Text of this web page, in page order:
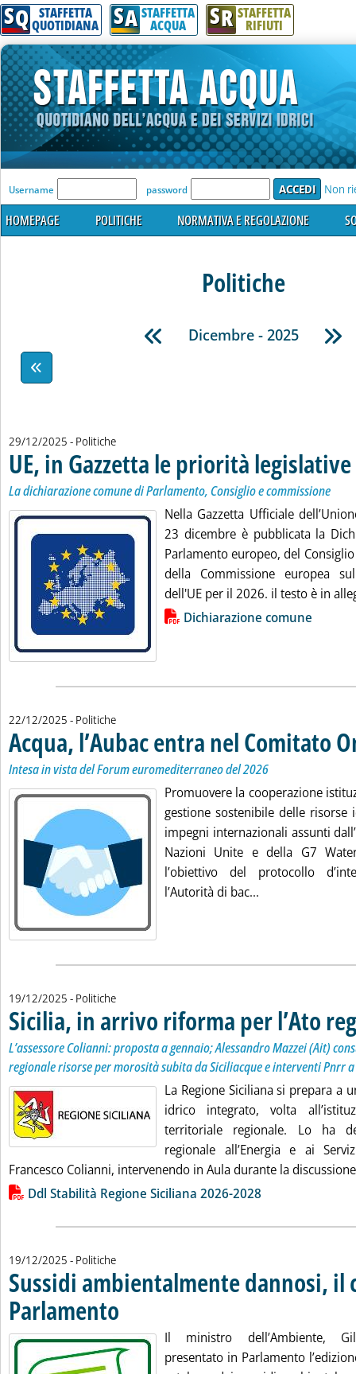
SQ STAFFETTA
QUOTIDIANA SA STAFFETTA
ACQUA SR STAFFETTA
RIFIUTI
'Modulo Login per accedere'
Username password Non
HOMEPAGE POLITICHE NORMATIVA E REGOLAZIONE
Politiche
Dicembre - 2025
29/12/2025 - Politiche
UE, in Gazzetta le priorità
La dichiarazione comune di Parlamento, Consiglio e commissione
Nella Gazzetta Ufficiale
23 dicembre è pubblicata la
Parlamento europeo, del
della Commissione europea
dell'UE per il 2026. il testo è in
Lista allegati PDF alla notiziaDichiarazione comune
22/12/2025 - Politiche
Acqua, l’Aubac entra nel Comitato
Intesa in vista del Forum euromediterraneo del 2026
Promuovere la cooperazione
gestione sostenibile delle
impegni internazionali assunti
Nazioni Unite e della G7
l’obiettivo del protocollo
l’Autorità di bac...
19/12/2025 - Politiche
Sicilia, in arrivo riforma per l’Ato
L’assessore Colianni: proposta a gennaio; Alessandro Mazzei (Ait)
regionale risorse per morosità subita da Siciliacque e interventi Pnrr
La Regione Siciliana si prepara a
idrico integrato, volta
territoriale regionale. Lo ha
regionale all’Energia e ai
Francesco Colianni, intervenendo in Aula durante la
Lista allegati PDF alla notizia
Ddl Stabilità Regione Siciliana 2026-2028
19/12/2025 - Politiche
Sussidi ambientalmente dannosi, il
Parlamento
Il ministro dell’Ambiente,
presentato in Parlamento